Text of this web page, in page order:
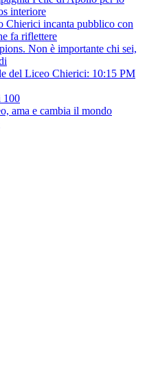
interiore
Chierici incanta pubblico con
fa riflettere
Non è importante chi sei,
del Liceo Chierici: 10:15 PM
100
ama e cambia il mondo